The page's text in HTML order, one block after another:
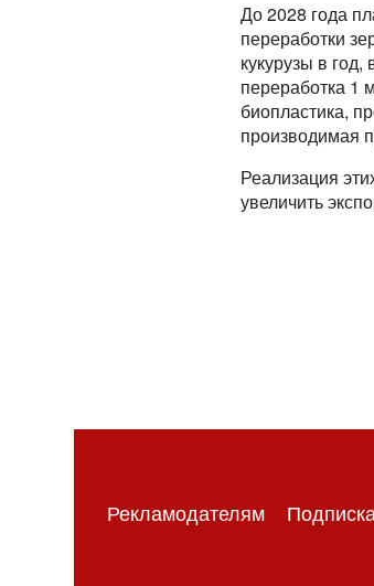
До 2028 года
переработки
кукурузы в
переработка 1
биопластика,
производимая
Реализация
увеличить
Рекламодателям